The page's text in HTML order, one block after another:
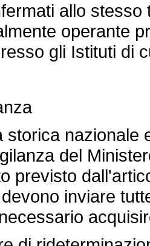
allo stesso
operante
gli Istituti di
nazionale
del
previsto
inviare